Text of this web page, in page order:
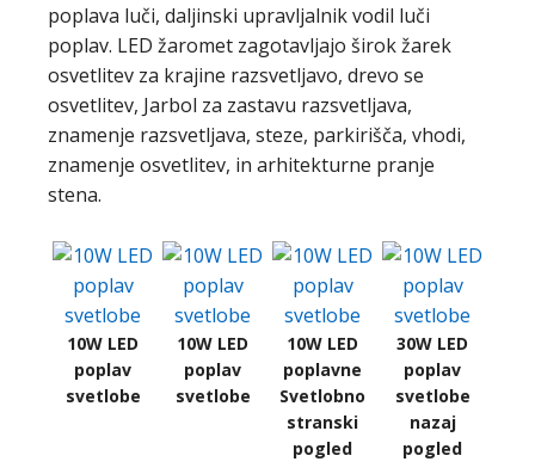
poplava luči, daljinski upravljalnik vodil luči
poplav. LED žaromet zagotavljajo širok žarek
osvetlitev za krajine razsvetljavo, drevo se
osvetlitev, Jarbol za zastavu razsvetljava,
znamenje razsvetljava, steze, parkirišča, vhodi,
znamenje osvetlitev, in arhitekturne pranje
stena.
10W LED
poplav
svetlobe
10W LED
poplav
svetlobe
10W LED
poplavne
Svetlobno
stranski
pogled
30W LED
poplav
svetlobe
nazaj
pogled